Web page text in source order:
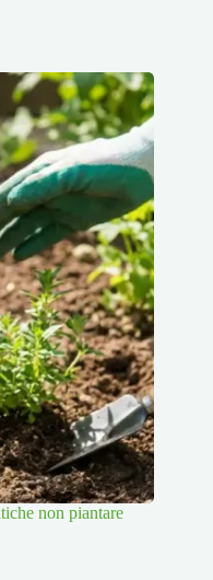
non piantare